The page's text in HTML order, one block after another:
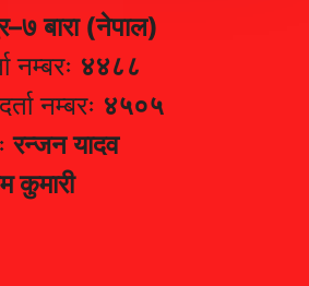
बारा (नेपाल)
नम्बरः ४४८८
नम्बरः ४५०५
रन्जन यादव
कुमारी